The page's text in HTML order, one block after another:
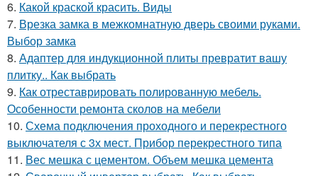
6. Какой краской красить. Виды
7. Врезка замка в межкомнатную дверь своими руками.
Выбор замка
8. Адаптер для индукционной плиты превратит вашу
плитку.. Как выбрать
9. Как отреставрировать полированную мебель.
Особенности ремонта сколов на мебели
10. Схема подключения проходного и перекрестного
выключателя с 3х мест. Прибор перекрестного типа
11. Вес мешка с цементом. Объем мешка цемента